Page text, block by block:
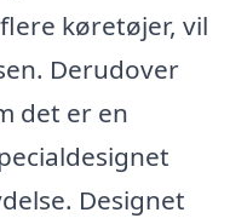
køretøjer, vil
Derudover
det er en
Designet